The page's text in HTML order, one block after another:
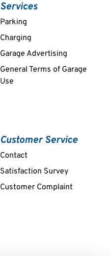
Services
Parking
Charging
Garage Advertising
General Terms of Garage
Use
Customer Service
Contact
Satisfaction Survey
Customer Complaint